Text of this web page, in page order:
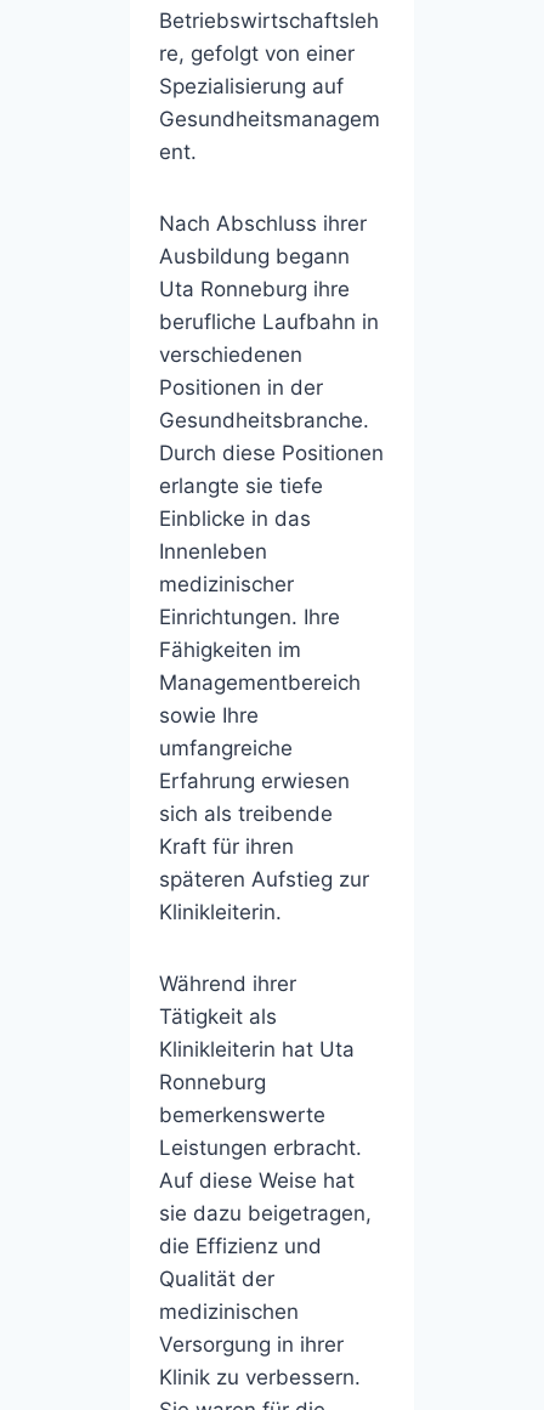
Betriebswirtschaftsleh
re, gefolgt von einer
Spezialisierung auf
Gesundheitsmanagem
ent.
Nach Abschluss ihrer
Ausbildung begann
Uta Ronneburg ihre
berufliche Laufbahn in
verschiedenen
Positionen in der
Gesundheitsbranche.
Durch diese Positionen
erlangte sie tiefe
Einblicke in das
Innenleben
medizinischer
Einrichtungen. Ihre
Fähigkeiten im
Managementbereich
sowie Ihre
umfangreiche
Erfahrung erwiesen
sich als treibende
Kraft für ihren
späteren Aufstieg zur
Klinikleiterin.
Während ihrer
Tätigkeit als
Klinikleiterin hat Uta
Ronneburg
bemerkenswerte
Leistungen erbracht.
Auf diese Weise hat
sie dazu beigetragen,
die Effizienz und
Qualität der
medizinischen
Versorgung in ihrer
Klinik zu verbessern.